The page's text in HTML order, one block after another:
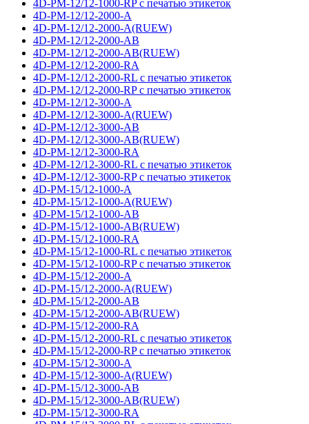
4D-PM-12/12-1000-RP с печатью этикеток
4D-PM-12/12-2000-A
4D-PM-12/12-2000-A(RUEW)
4D-PM-12/12-2000-AB
4D-PM-12/12-2000-AB(RUEW)
4D-PM-12/12-2000-RA
4D-PM-12/12-2000-RL с печатью этикеток
4D-PM-12/12-2000-RP с печатью этикеток
4D-PM-12/12-3000-A
4D-PM-12/12-3000-A(RUEW)
4D-PM-12/12-3000-AB
4D-PM-12/12-3000-AB(RUEW)
4D-PM-12/12-3000-RA
4D-PM-12/12-3000-RL с печатью этикеток
4D-PM-12/12-3000-RP с печатью этикеток
4D-PM-15/12-1000-A
4D-PM-15/12-1000-A(RUEW)
4D-PM-15/12-1000-AB
4D-PM-15/12-1000-AB(RUEW)
4D-PM-15/12-1000-RA
4D-PM-15/12-1000-RL с печатью этикеток
4D-PM-15/12-1000-RP с печатью этикеток
4D-PM-15/12-2000-A
4D-PM-15/12-2000-A(RUEW)
4D-PM-15/12-2000-AB
4D-PM-15/12-2000-AB(RUEW)
4D-PM-15/12-2000-RA
4D-PM-15/12-2000-RL с печатью этикеток
4D-PM-15/12-2000-RP с печатью этикеток
4D-PM-15/12-3000-A
4D-PM-15/12-3000-A(RUEW)
4D-PM-15/12-3000-AB
4D-PM-15/12-3000-AB(RUEW)
4D-PM-15/12-3000-RA